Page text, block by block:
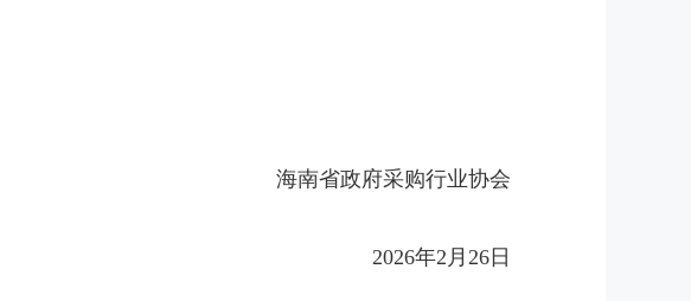
海南省政府采购行业协会
2026年2月26日